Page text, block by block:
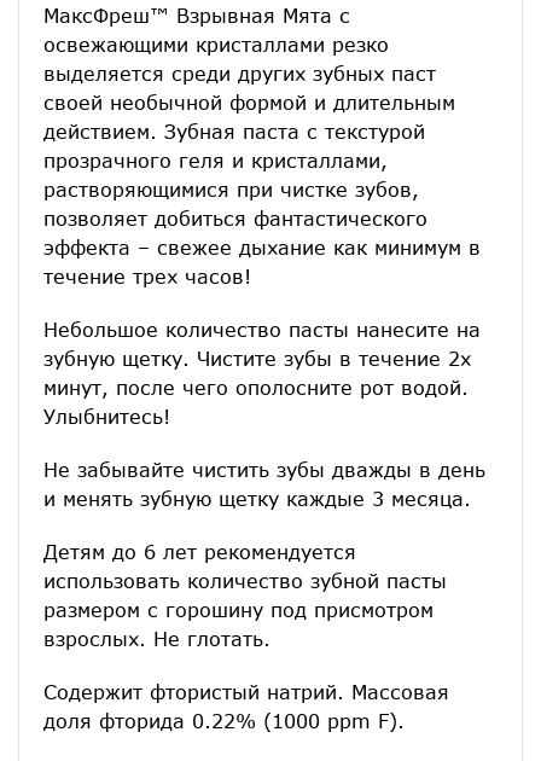
МаксФреш™ Взрывная Мята с
освежающими кристаллами резко
выделяется среди других зубных паст
своей необычной формой и длительным
действием. Зубная паста с текстурой
прозрачного геля и кристаллами,
растворяющимися при чистке зубов,
позволяет добиться фантастического
эффекта – свежее дыхание как минимум в
течение трех часов!
Небольшое количество пасты нанесите на
зубную щетку. Чистите зубы в течение 2х
минут, после чего ополосните рот водой.
Улыбнитесь!
Не забывайте чистить зубы дважды в день
и менять зубную щетку каждые 3 месяца.
Детям до 6 лет рекомендуется
использовать количество зубной пасты
размером с горошину под присмотром
взрослых. Не глотать.
Содержит фтористый натрий. Массовая
доля фторида 0.22% (1000 ppm F).